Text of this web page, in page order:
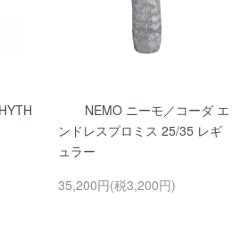
NEMO ニーモ／コーダ エ
ンドレスプロミス 25/35 レギ
ュラー
35,200円(税3,200円)